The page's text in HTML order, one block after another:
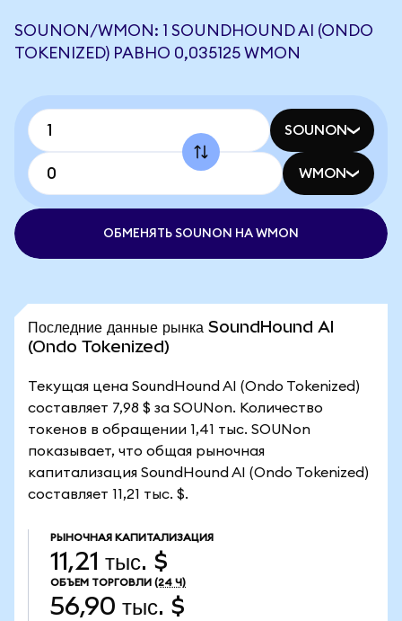
SOUNON/WMON: 1 SOUNDHOUND AI (ONDO
TOKENIZED) РАВНО 0,035125 WMON
SOUNON
WMON
ОБМЕНЯТЬ SOUNON НА WMON
Последние данные рынка SoundHound AI
(Ondo Tokenized)
Текущая цена SoundHound AI (Ondo Tokenized)
составляет 7,98 $ за SOUNon. Количество
токенов в обращении 1,41 тыс. SOUNon
показывает, что общая рыночная
капитализация SoundHound AI (Ondo Tokenized)
составляет 11,21 тыс. $.
РЫНОЧНАЯ КАПИТАЛИЗАЦИЯ
11,21 тыс. $
ОБЪЕМ ТОРГОВЛИ (24 Ч)
56,90 тыс. $